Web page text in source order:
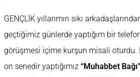
GENÇLİK yıllarımın sıkı
geçtiğimiz günlerde yaptığım bir
görüşmesi içime kurşun misali oturdu.
on senedir yaptığımız “Muhabbet Bağı”